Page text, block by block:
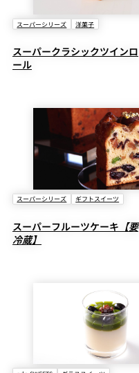
スーパーシリーズ 洋菓子
スーパークラシックツインロ
ール
スーパーシリーズ ギフトスイーツ
スーパーフルーツケーキ 【要
冷蔵】